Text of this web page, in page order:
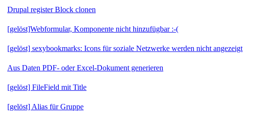
Drupal register Block clonen
[gelöst]Webformular, Komponente nicht hinzufügbar :-(
[gelöst] sexybookmarks: Icons für soziale Netzwerke werden nicht angezeigt
Aus Daten PDF- oder Excel-Dokument generieren
[gelöst] FileField mit Title
[gelöst] Alias für Gruppe